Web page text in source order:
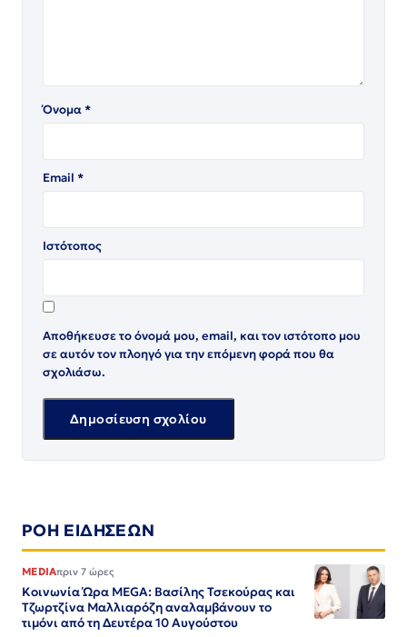
Όνομα*
Email *
Ιστότοπος
Αποθήκευσε το όνομά μου, email, και τον ιστότοπο μου
σε αυτόν τον πλοηγό για την επόμενη φορά που θα
σχολιάσω.
ΡΟΗ ΕΙΔΗΣΕΩΝ
MEDIAπριν 7 ώρες
Κοινωνία Ώρα MEGA: Βασίλης Τσεκούρας και
Τζωρτζίνα Μαλλιαρόζη αναλαμβάνουν το
τιμόνι από τη Δευτέρα 10 Αυγούστου